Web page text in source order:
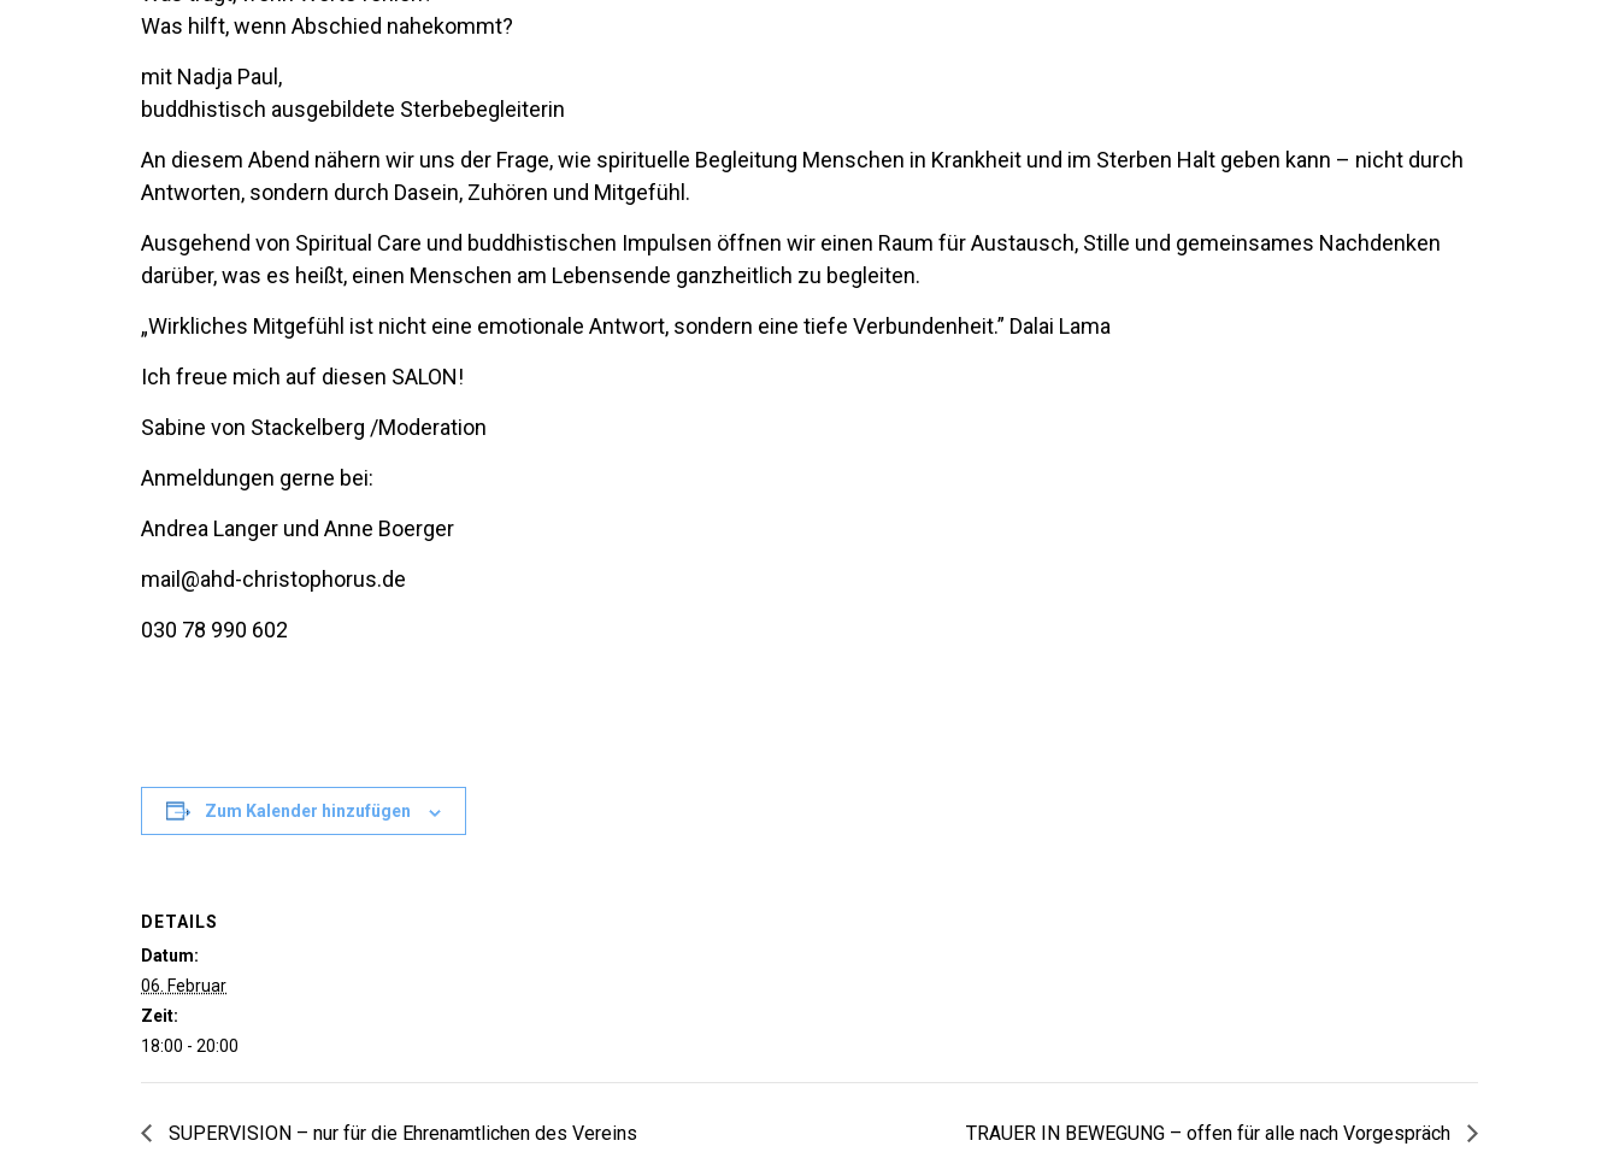
Was hilft, wenn Abschied nahekommt?
mit Nadja Paul,
buddhistisch ausgebildete Sterbebegleiterin
An diesem Abend nähern wir uns der Frage, wie spirituelle Begleitung Menschen in Krankheit und im Sterben Halt geben kann – nicht durch
Antworten, sondern durch Dasein, Zuhören und Mitgefühl.
Ausgehend von Spiritual Care und buddhistischen Impulsen öffnen wir einen Raum für Austausch, Stille und gemeinsames Nachdenken
darüber, was es heißt, einen Menschen am Lebensende ganzheitlich zu begleiten.
„Wirkliches Mitgefühl ist nicht eine emotionale Antwort, sondern eine tiefe Verbundenheit.” Dalai Lama
Ich freue mich auf diesen SALON!
Sabine von Stackelberg /Moderation
Anmeldungen gerne bei:
Andrea Langer und Anne Boerger
mail@ahd-christophorus.de
030 78 990 602
Zum Kalender hinzufügen
DETAILS
Datum:
06. Februar
Zeit:
18:00 - 20:00
SUPERVISION – nur für die Ehrenamtlichen des Vereins TRAUER IN BEWEGUNG – offen für alle nach Vorgespräch